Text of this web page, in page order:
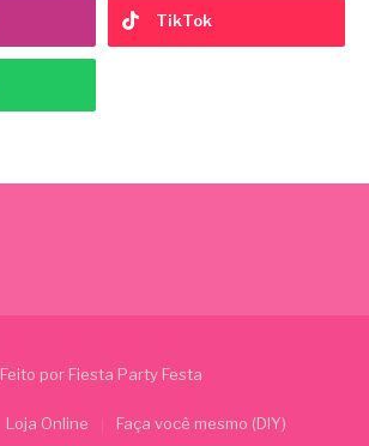
TikTok
Feito por Fiesta Party Festa
Loja Online
Faça você mesmo (DIY)